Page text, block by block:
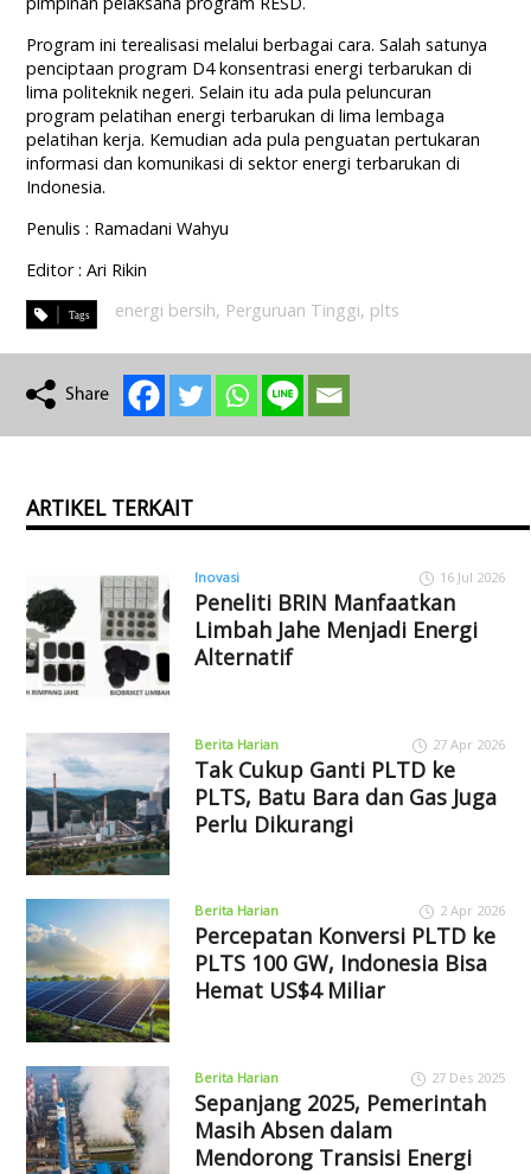
Program ini terealisasi melalui berbagai cara. Salah satunya
penciptaan program D4 konsentrasi energi terbarukan di
lima politeknik negeri. Selain itu ada pula peluncuran
program pelatihan energi terbarukan di lima lembaga
pelatihan kerja. Kemudian ada pula penguatan pertukaran
informasi dan komunikasi di sektor energi terbarukan di
Indonesia.
Penulis : Ramadani Wahyu
Editor : Ari Rikin
energi bersih, Perguruan Tinggi, plts
ARTIKEL TERKAIT
Inovasi 16 Jul 2026
Peneliti BRIN Manfaatkan
Limbah Jahe Menjadi Energi
Alternatif
Berita Harian 27 Apr 2026
Tak Cukup Ganti PLTD ke
PLTS, Batu Bara dan Gas Juga
Perlu Dikurangi
Berita Harian 2 Apr 2026
Percepatan Konversi PLTD ke
PLTS 100 GW, Indonesia Bisa
Hemat US$4 Miliar
Berita Harian 27 Des 2025
Sepanjang 2025, Pemerintah
Masih Absen dalam
Mendorong Transisi Energi